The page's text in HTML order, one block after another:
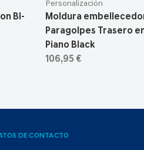
BI-
Personalización
Moldura
Paragolpes Trasero
Piano Black
106,95 €
DE CONTACTO